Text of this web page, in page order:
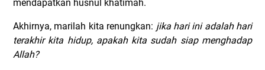
mendapatkan husnul khatimah.
Akhirnya, marilah kita renungkan: jika hari ini adalah hari
terakhir kita hidup, apakah kita sudah siap menghadap
Allah?